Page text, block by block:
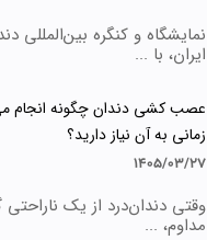
نمایشگاه و کنگره بین‌المللی
ایران، با ...
عصب کشی دندان چگونه انجام
زمانی به آن نیاز دارید؟
1405/03/27
وقتی دندان‌درد از یک ناراحتی
مداوم، ...